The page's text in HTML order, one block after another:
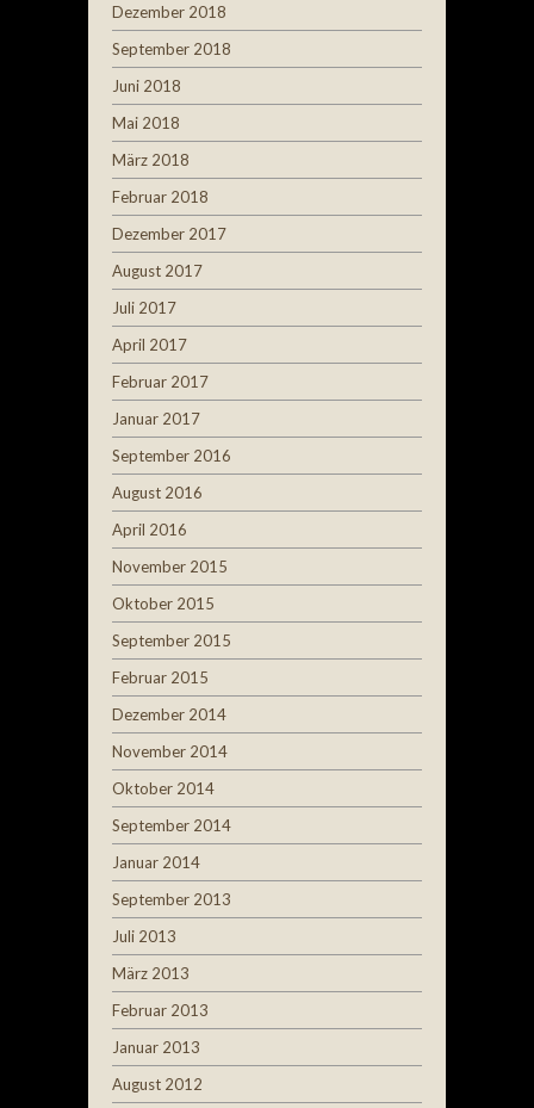
Dezember 2018
September 2018
Juni 2018
Mai 2018
März 2018
Februar 2018
Dezember 2017
August 2017
Juli 2017
April 2017
Februar 2017
Januar 2017
September 2016
August 2016
April 2016
November 2015
Oktober 2015
September 2015
Februar 2015
Dezember 2014
November 2014
Oktober 2014
September 2014
Januar 2014
September 2013
Juli 2013
März 2013
Februar 2013
Januar 2013
August 2012